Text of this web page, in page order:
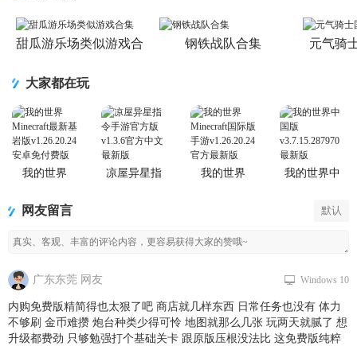
甜瓜游乐场类似游戏合
钢铁战队合集 元气骑
大家都在玩
我的世界
凉屋异星指
我的世界
我的世界中
网友留言 默认
广东东莞 网友
内购免费版精简得也太狠了吧 商店就几样东西 日常任务也没有 体力
不够刷 金币难攒 炮台种类少得可怜 地图就那么几张 玩两天就腻了 想
升级都费劲 只够勉强打个基础关卡 跟原版压根没法比 这免费版纯粹
Windows 10